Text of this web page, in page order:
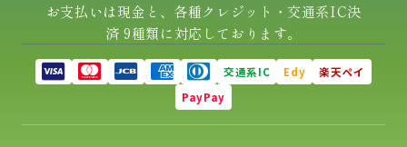
お支払いは現金と、各種クレジット・交通系IC決
済 9種類に対応しております。
交通系IC Edy
楽天ペイ
PayPay